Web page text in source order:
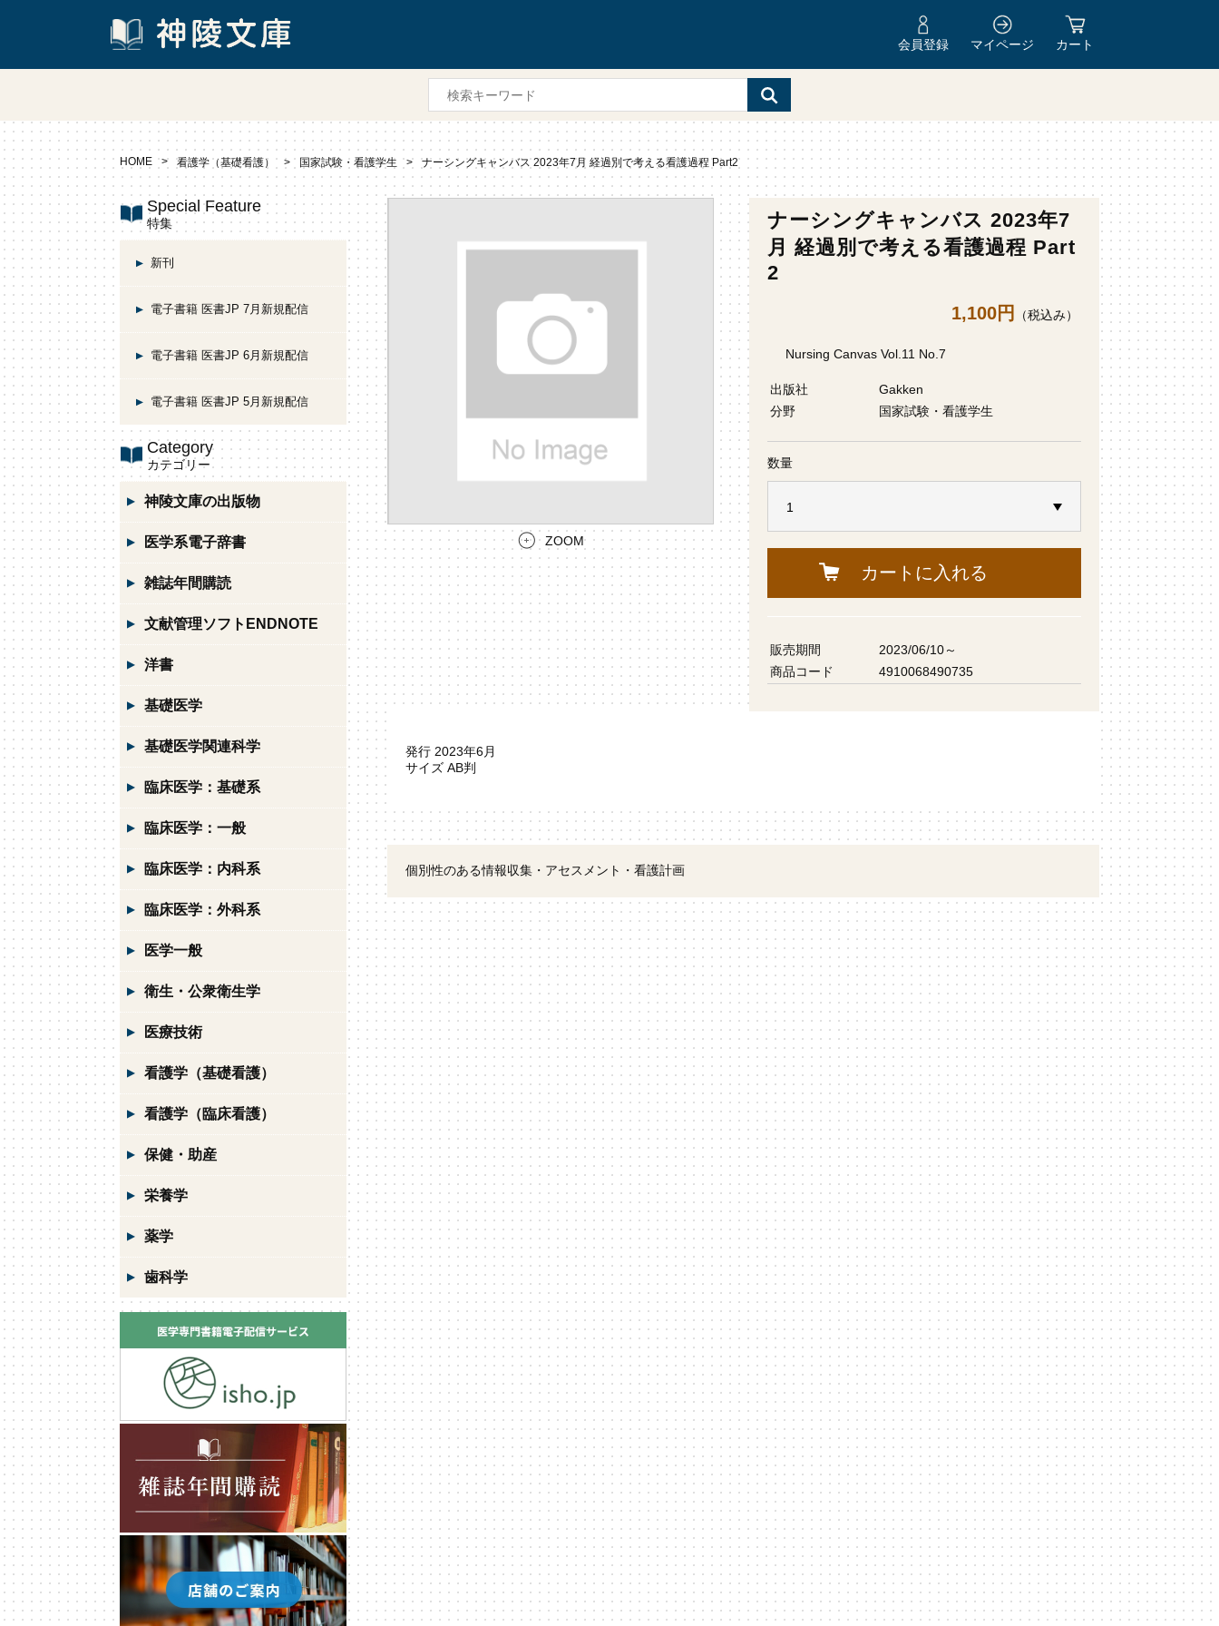
会員登録 マイページ カート
HOME 看護学（基礎看護） 国家試験・看護学生 ナーシングキャンバス 2023年7月 経過別で考える看護過程 Part2
ZOOM
ナーシングキャンバス 2023年7
月 経過別で考える看護過程 Part
2
1,100円 （税込み）
Nursing Canvas Vol.11 No.7
出版社
Gakken
分野
国家試験・看護学生
数量
カートに入れる
販売期間
2023/06/10～
商品コード
4910068490735
発行 2023年6月
サイズ AB判
個別性のある情報収集・アセスメント・看護計画
Special Feature
特集
新刊
電子書籍 医書JP 7月新規配信
電子書籍 医書JP 6月新規配信
電子書籍 医書JP 5月新規配信
Category
カテゴリー
神陵文庫の出版物
医学系電子辞書
雑誌年間購読
文献管理ソフトENDNOTE
洋書
基礎医学
基礎医学関連科学
臨床医学：基礎系
臨床医学：一般
臨床医学：内科系
臨床医学：外科系
医学一般
衛生・公衆衛生学
医療技術
看護学（基礎看護）
看護学（臨床看護）
保健・助産
栄養学
薬学
歯科学